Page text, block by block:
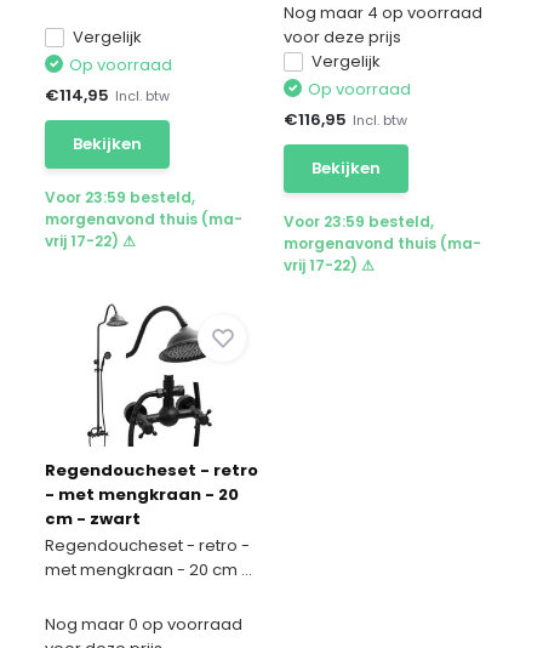
Vergelijk
Op voorraad
€114,95 Incl. btw
Bekijken
Voor 23:59 besteld,
morgenavond thuis (ma-
vrij 17-22) ⚠
Nog maar 4 op voorraad
voor deze prijs
Vergelijk
Op voorraad
€116,95 Incl. btw
Bekijken
Voor 23:59 besteld,
morgenavond thuis (ma-
vrij 17-22) ⚠
Regendoucheset - retro
- met mengkraan - 20
cm - zwart
Regendoucheset - retro -
met mengkraan - 20 cm ...
Nog maar 0 op voorraad